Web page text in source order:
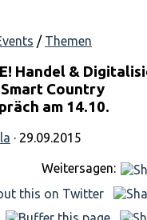
/ Themen
Handel &
Country
am 14.10.
· 29.09.2015
Weitersagen: